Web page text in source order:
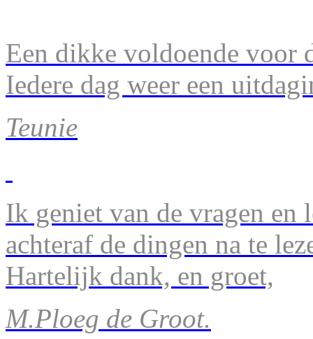
Een dikke voldoende voor
Iedere dag weer een
Teunie
Ik geniet van de vragen en
achteraf de dingen na te
Hartelijk dank, en groet,
M.Ploeg de Groot.